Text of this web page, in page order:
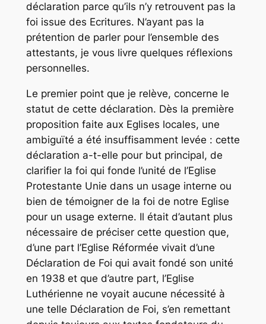
déclaration parce qu’ils n’y retrouvent pas la
foi issue des Ecritures. N’ayant pas la
prétention de parler pour l’ensemble des
attestants, je vous livre quelques réflexions
personnelles.
Le premier point que je relève, concerne le
statut de cette déclaration. Dès la première
proposition faite aux Eglises locales, une
ambiguïté a été insuffisamment levée : cette
déclaration a-t-elle pour but principal, de
clarifier la foi qui fonde l’unité de l’Eglise
Protestante Unie dans un usage interne ou
bien de témoigner de la foi de notre Eglise
pour un usage externe. Il était d’autant plus
nécessaire de préciser cette question que,
d’une part l’Eglise Réformée vivait d’une
Déclaration de Foi qui avait fondé son unité
en 1938 et que d’autre part, l’Eglise
Luthérienne ne voyait aucune nécessité à
une telle Déclaration de Foi, s’en remettant